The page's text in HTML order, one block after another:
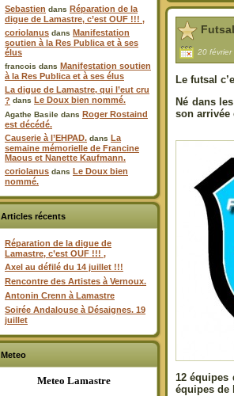
Sebastien dans Réparation de la
digue de Lamastre, c’est OUF !!! ,
coriolanus dans Manifestation
soutien à la Res Publica et à ses
élus
francois dans Manifestation soutien
à la Res Publica et à ses élus
La digue de Lamastre, qui l’eut cru
? dans Le Doux bien nommé.
Agathe Basile dans Roger Rostaind
est décédé.
Causerie à l’EHPAD. dans La
semaine mémorielle de Francine
Maous et Nanette Kaufmann.
coriolanus dans Le Doux bien
nommé.
Articles récents
Réparation de la digue de
Lamastre, c’est OUF !!! ,
Axel au défilé du 14 juillet !!!
Rencontre des Artistes à Vernoux.
Antonin Crenn à Lamastre
Soirée Andalouse à Désaignes. 19
juillet
Meteo
Meteo Lamastre
20 février
Le futsal
Né dans
son arrivée
12 équipes
équipes de